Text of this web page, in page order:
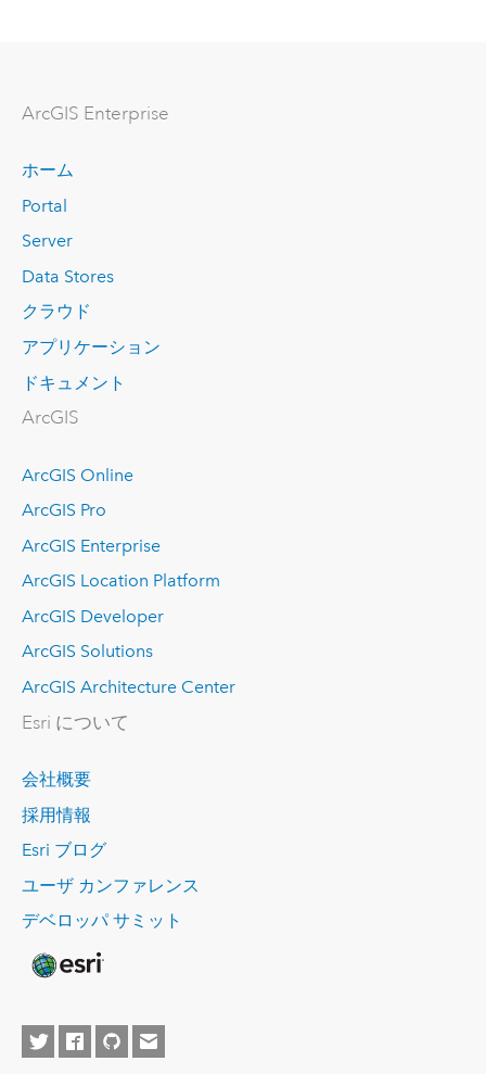
ArcGIS Enterprise
ホーム
Portal
Server
Data Stores
クラウド
アプリケーション
ドキュメント
ArcGIS
ArcGIS Online
ArcGIS Pro
ArcGIS Enterprise
ArcGIS Location Platform
ArcGIS Developer
ArcGIS Solutions
ArcGIS Architecture Center
Esri について
会社概要
採用情報
Esri ブログ
ユーザ カンファレンス
デベロッパ サミット